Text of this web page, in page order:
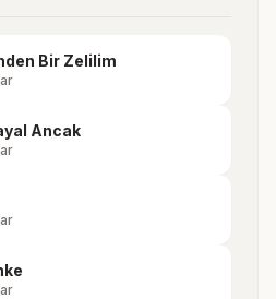
Bir Zelilim
Ancak